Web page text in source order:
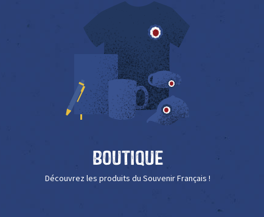
Boutique
Découvrez les produits du Souvenir Français !